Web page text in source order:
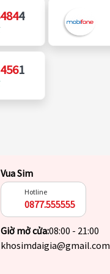
4
1
Vua Sim
Hotline
0877.555555
Giờ mở cửa:08:00 - 21:00
khosimdaigia@gmail.com